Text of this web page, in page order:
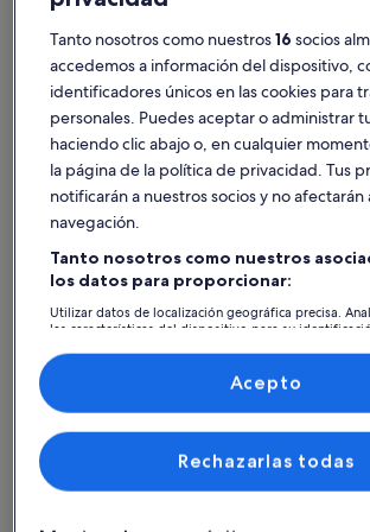
Luxueuse Villa Avec Piscine, au
de la Nature
12 huéspedes · 6 habitaciones · 4 baños
6,06,0 de 10
1 comentario
(1 comentario)
Alojamientos mejor
Iglesia de San Eloy
Más información sobre Charming
Tanto nosotros como nuestros16 socios
accedemos a información del dispositivo,
identificadores únicos en las cookies para
personales. Puedes aceptar o administrar
haciendo clic abajo o, en cualquier
la página de la política de privacidad. Tus
notificarán a nuestros socios y no afectarán
navegación.
Tanto nosotros como nuestros
los datos para proporcionar:
Utilizar datos de localización geográfica precisa.
las características del dispositivo para su
contenido personalizados, medición de publicidad y
investigación de audiencia y desarrollo de servicios.
Lista de asociados (proveedores)
Rechazarlas todas
Acepto